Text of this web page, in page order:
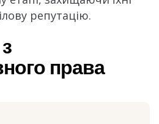
репутацію.
права